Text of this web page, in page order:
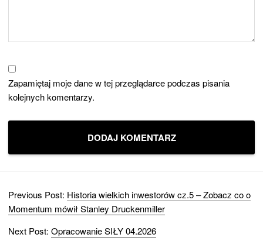
Zapamiętaj moje dane w tej przeglądarce podczas pisania
kolejnych komentarzy.
Previous Post: Historia wielkich inwestorów cz.5 – Zobacz co o
Momentum mówił Stanley Druckenmiller
Next Post: Opracowanie SIŁY 04.2026